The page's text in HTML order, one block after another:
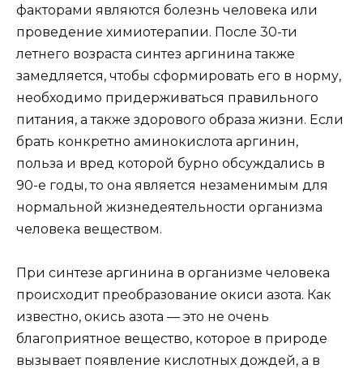
факторами являются болезнь человека или
проведение химиотерапии. После 30-ти
летнего возраста синтез аргинина также
замедляется, чтобы сформировать его в норму,
необходимо придерживаться правильного
питания, а также здорового образа жизни. Если
брать конкретно аминокислота аргинин,
польза и вред которой бурно обсуждались в
90-е годы, то она является незаменимым для
нормальной жизнедеятельности организма
человека веществом.
При синтезе аргинина в организме человека
происходит преобразование окиси азота. Как
известно, окись азота — это не очень
благоприятное вещество, которое в природе
вызывает появление кислотных дождей, а в